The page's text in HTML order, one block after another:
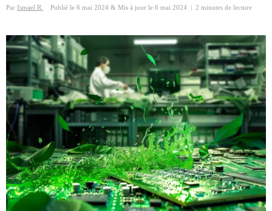
Par Ismael R. Publié le 6 mai 2024 & Mis à jour le 6 mai 2024 2 minutes de lecture